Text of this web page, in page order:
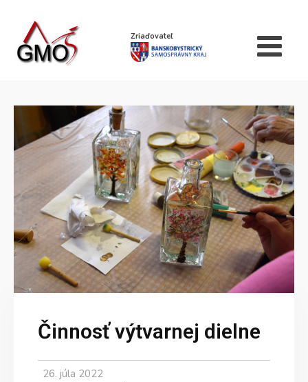
Zriaďovateľ
Činnosť výtvarnej dielne
26. júla 2022